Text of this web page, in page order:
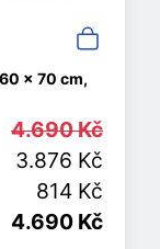
x 70 cm,
4.690 Kč
3.876 Kč
814 Kč
4.690 Kč